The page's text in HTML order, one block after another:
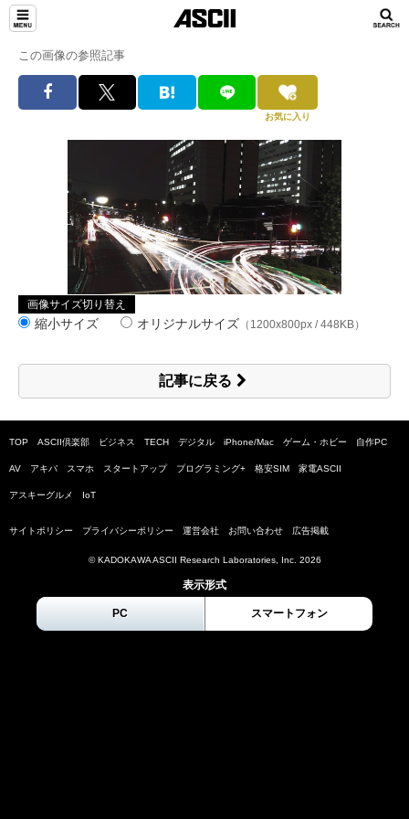
この画像の参照記事
お気に入り
画像サイズ切り替え
縮小サイズ オリジナルサイズ （1200x800px / 448KB）
記事に戻る
TOP ASCII倶楽部 ビジネス TECH デジタル iPhone/Mac ゲーム・ホビー 自作PC
AV アキバ スマホ スタートアップ プログラミング+ 格安SIM 家電ASCII
アスキーグルメ IoT
サイトポリシー プライバシーポリシー 運営会社 お問い合わせ 広告掲載
© KADOKAWA ASCII Research Laboratories, Inc. 2026
表示形式
PC スマートフォン